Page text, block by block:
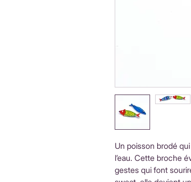
Un poisson brodé
l’eau. Cette broche
gestes qui font